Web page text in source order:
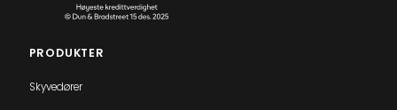
PRODUKTER
Skyvedører